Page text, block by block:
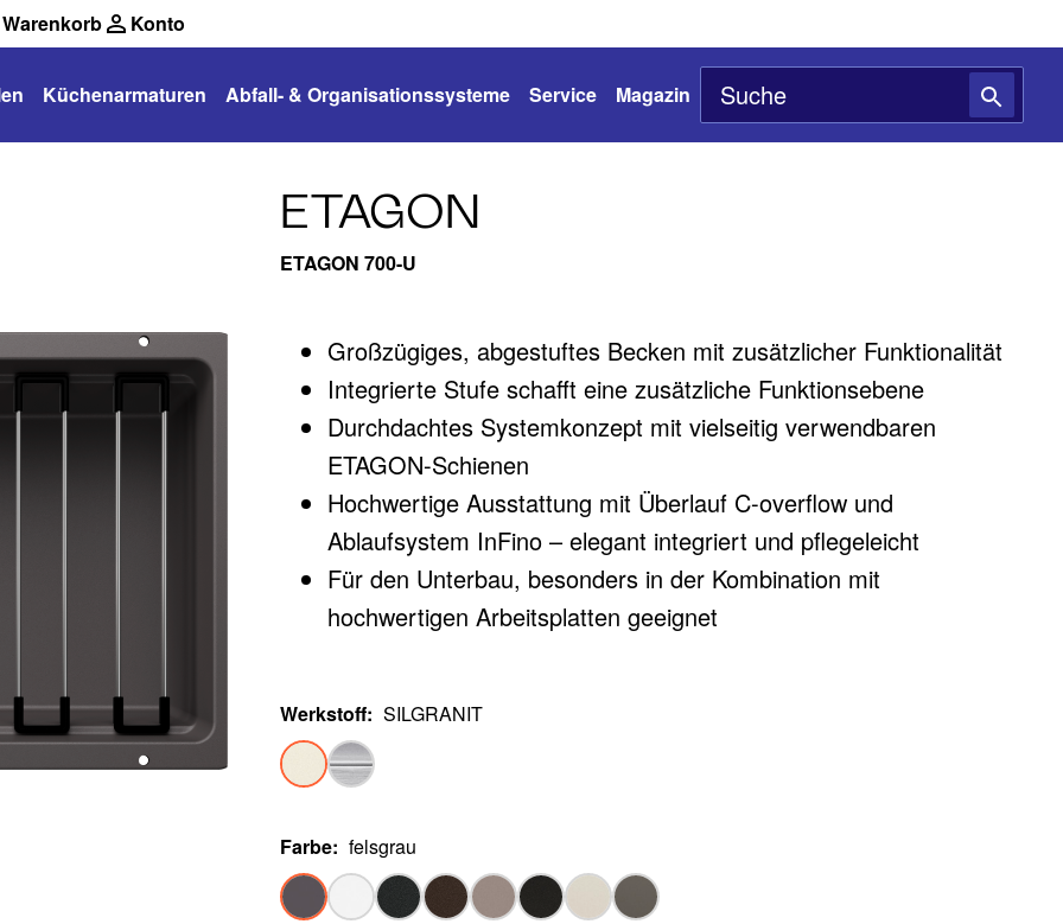
Warenkorb Konto
Küchenarmaturen Abfall- & Organisationssysteme Service Magazin
ETAGON
ETAGON 700-U
Großzügiges, abgestuftes Becken mit zusätzlicher Funktionalität
Integrierte Stufe schafft eine zusätzliche Funktionsebene
Durchdachtes Systemkonzept mit vielseitig verwendbaren
ETAGON-Schienen
Hochwertige Ausstattung mit Überlauf C-overflow und
Ablaufsystem InFino – elegant integriert und pflegeleicht
Für den Unterbau, besonders in der Kombination mit
hochwertigen Arbeitsplatten geeignet
Werkstoff: SILGRANIT
Farbe: felsgrau